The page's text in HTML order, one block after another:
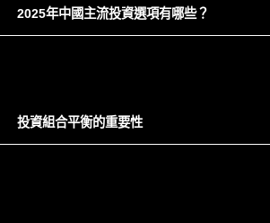
2025年中國主流投資選項有哪些？
投資組合平衡的重要性